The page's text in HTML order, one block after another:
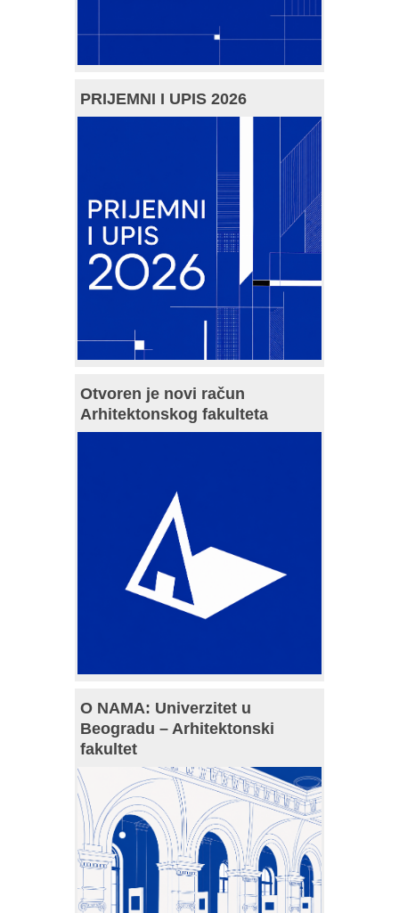
PRIJEMNI I UPIS 2026
Otvoren je novi račun
Arhitektonskog fakulteta
O NAMA: Univerzitet u
Beogradu – Arhitektonski
fakultet